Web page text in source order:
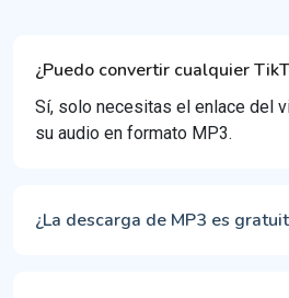
¿Puedo convertir cualquier
Sí, solo necesitas el enlace del
su audio en formato MP3.
¿La descarga de MP3 es